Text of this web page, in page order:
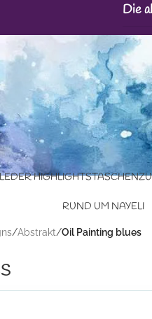
Die
HIGHLIGHTS
RUND UM NAYELI
/Abstrakt/Oil Painting blues